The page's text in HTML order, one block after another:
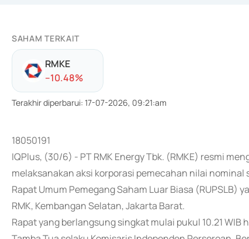
SAHAM TERKAIT
RMKE
--10.48%
Terakhir diperbarui: 17-07-2026, 09:21:am
18050191
IQPlus, (30/6) - PT RMK Energy Tbk. (RMKE) resmi
melaksanakan aksi korporasi pemecahan nilai
Rapat Umum Pemegang Saham Luar Biasa (RUPSLB)
RMK, Kembangan Selatan, Jakarta Barat.
Rapat yang berlangsung singkat mulai pukul 10.21